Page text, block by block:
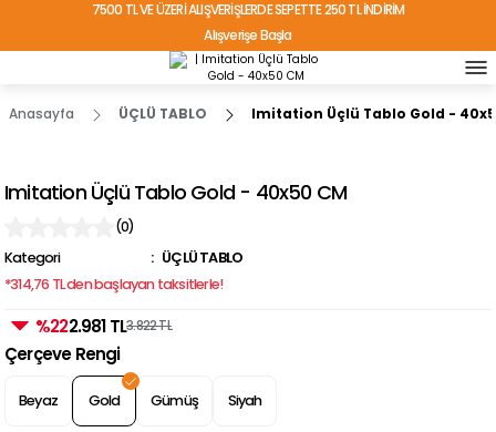
7500 TL VE ÜZERİ ALIŞVERİŞLERDE SEPETTE 250 TL İNDİRİM
Alışverişe Başla
TÜRKİYE'NİN HER YERİNE ÜCRETSİZ KARGO!
Anasayfa ÜÇLÜ TABLO Imitation Üçlü Tablo Gold -
Imitation Üçlü Tablo Gold - 40x50 CM
(0)
Kategori
ÜÇLÜ TABLO
*314,76 TL den başlayan taksitlerle!
%222.981 TL3.822 TL
Çerçeve Rengi
Beyaz Gold Gümüş Siyah